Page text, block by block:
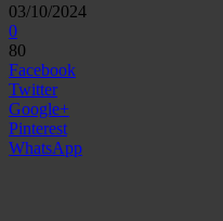
03/10/2024
0
80
Facebook
Twitter
Google+
Pinterest
WhatsApp